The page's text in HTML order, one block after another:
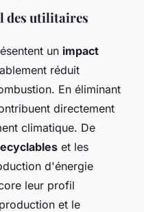
des utilitaires
un impact
réduit
En éliminant
directement
climatique. De
et les
d'énergie
leur profil
et le